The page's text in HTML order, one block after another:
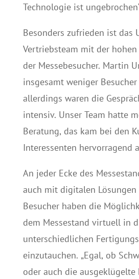
Technologie ist
Besonders zufrieden ist das
Vertriebsteam mit der
der Messebesucher. Martin
insgesamt weniger
allerdings waren die
intensiv. Unser Team hatte
Beratung, das kam bei den
Interessenten hervorragend
An jeder Ecke des
auch mit digitalen Lösungen
Besucher haben die
dem Messestand virtuell in
unterschiedlichen
einzutauchen. „Egal, ob
oder auch die